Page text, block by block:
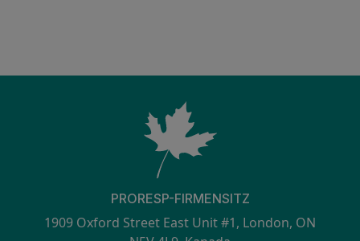
PRORESP-FIRMENSITZ
1909 Oxford Street East Unit #1, London, ON